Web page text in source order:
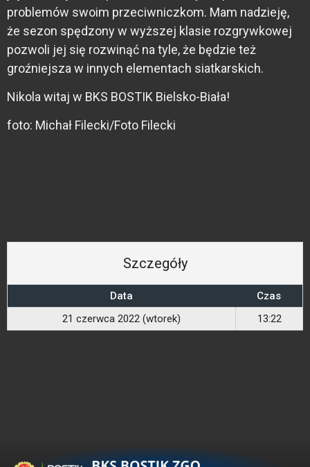
problemów swoim przeciwniczkom. Mam nadzieję,
że sezon spędzony w wyższej klasie rozgrywkowej
pozwoli jej się rozwinąć na tyle, że będzie też
groźniejsza w innych elementach siatkarskich.
Nikola witaj w BKS BOSTIK Bielsko-Biała!
foto: Michał Filecki/Foto Filecki
Szczegóły
Data
Czas
21 czerwca 2022 (wtorek)
13:22